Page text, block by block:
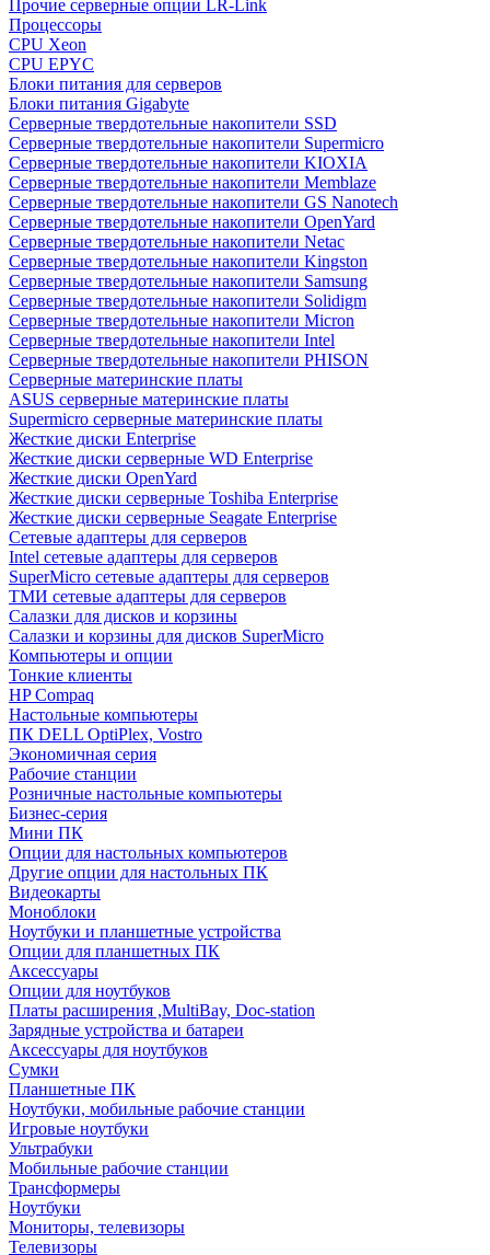
Прочие серверные опции LR-Link
Процессоры
CPU Xeon
CPU EPYC
Блоки питания для серверов
Блоки питания Gigabyte
Серверные твердотельные накопители SSD
Cерверные твердотельные накопители Supermicro
Cерверные твердотельные накопители KIOXIA
Cерверные твердотельные накопители Memblaze
Cерверные твердотельные накопители GS Nanotech
Серверные твердотельные накопители OpenYard
Серверные твердотельные накопители Netac
Cерверные твердотельные накопители Kingston
Cерверные твердотельные накопители Samsung
Cерверные твердотельные накопители Solidigm
Cерверные твердотельные накопители Micron
Cерверные твердотельные накопители Intel
Cерверные твердотельные накопители PHISON
Серверные материнские платы
ASUS серверные материнские платы
Supermicro серверные материнские платы
Жесткие диски Enterprise
Жесткие диски серверные WD Enterprise
Жесткие диски OpenYard
Жесткие диски серверные Toshiba Enterprise
Жесткие диски серверные Seagate Enterprise
Сетевые адаптеры для серверов
Intel сетевые адаптеры для серверов
SuperMicro сетевые адаптеры для серверов
ТМИ сетевые адаптеры для серверов
Салазки для дисков и корзины
Салазки и корзины для дисков SuperMicro
Компьютеры и опции
Тонкие клиенты
HP Compaq
Настольные компьютеры
ПК DELL OptiPlex, Vostro
Экономичная серия
Рабочие станции
Розничные настольные компьютеры
Бизнес-серия
Мини ПК
Опции для настольных компьютеров
Другие опции для настольных ПК
Видеокарты
Моноблоки
Ноутбуки и планшетные устройства
Опции для планшетных ПК
Аксессуары
Опции для ноутбуков
Платы расширения ,MultiBay, Doc-station
Зарядные устройства и батареи
Аксессуары для ноутбуков
Сумки
Планшетные ПК
Ноутбуки, мобильные рабочие станции
Игровые ноутбуки
Ультрабуки
Мобильные рабочие станции
Трансформеры
Ноутбуки
Мониторы, телевизоры
Телевизоры